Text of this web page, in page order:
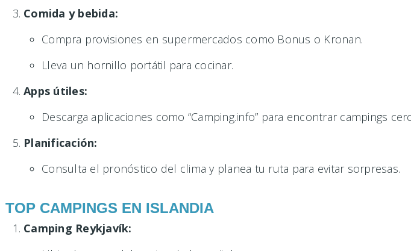
Comida y bebida:
Compra provisiones en supermercados como Bonus o Kronan.
Lleva un hornillo portátil para cocinar.
Apps útiles:
Descarga aplicaciones como “Camping.info” para encontrar campings
Planificación:
Consulta el pronóstico del clima y planea tu ruta para evitar sorpresas.
TOP CAMPINGS EN ISLANDIA
Camping Reykjavík: